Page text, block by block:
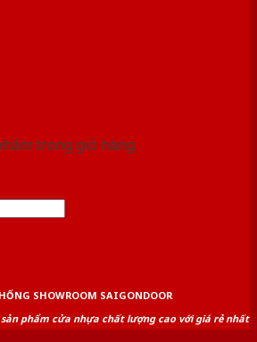
trong giỏ hàng.
SHOWROOM SAIGONDOOR
phẩm cửa nhựa chất lượng cao với giá rẻ nhất